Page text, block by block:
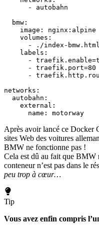
- autobahn
bmw :
image :
nginx:alpine
volumes :
-
./index-
labels :
-
- traefik.port=80
-
networks :
autobahn :
external :
name : motorway
Après avoir lancé ce Docker
sites Web des voitures
BMW ne fonctionne pas !
Cela est dû au fait que BMW
conteneur n’est pas dans le
peu trop à cœur…
Tip
Vous avez enfin compris